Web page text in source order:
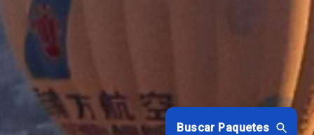
Buscar Paquetes